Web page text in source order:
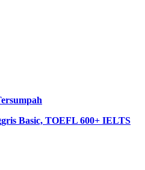
Basic, TOEFL 600+ IELTS